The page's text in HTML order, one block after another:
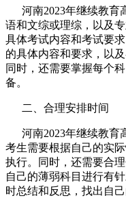
河南2023年继续教育
语和文综或理综，以及
具体考试内容和考试要
的具体内容和要求，以
同时，还需要掌握每个
备。
二、合理安排时间
河南2023年继续教育
考生需要根据自己的实
执行。同时，还需要合
自己的薄弱科目进行有
时总结和反思，找出自